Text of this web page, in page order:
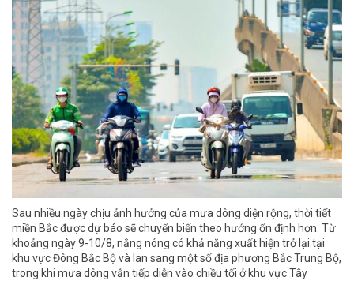
Sau nhiều ngày chịu ảnh hưởng của mưa dông diện rộng, thời tiết
miền Bắc được dự báo sẽ chuyển biến theo hướng ổn định hơn. Từ
khoảng ngày 9-10/8, nắng nóng có khả năng xuất hiện trở lại tại
khu vực Đông Bắc Bộ và lan sang một số địa phương Bắc Trung Bộ,
trong khi mưa dông vẫn tiếp diễn vào chiều tối ở khu vực Tây